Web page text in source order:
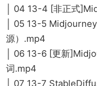
│ 04 13-4 [非正式
│ 05 13-5
源）.mp4
│ 06 13-6 [更新
词.mp4
│ 07 13-7